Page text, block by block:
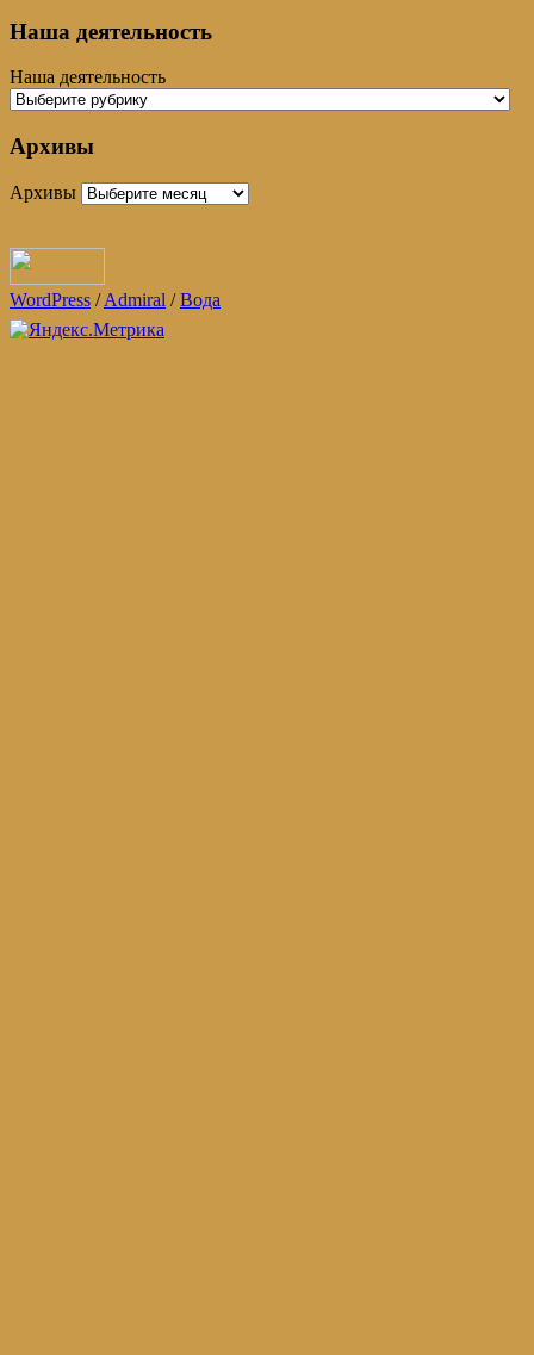
Наша деятельность
Наша деятельность
Архивы
Архивы
WordPress /Admiral /Вода